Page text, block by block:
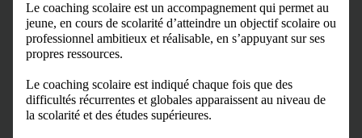
Le coaching scolaire est un accompagnement qui permet au
jeune, en cours de scolarité d’atteindre un objectif scolaire ou
professionnel ambitieux et réalisable, en s’appuyant sur ses
propres ressources.
Le coaching scolaire est indiqué chaque fois que des
difficultés récurrentes et globales apparaissent au niveau de
la scolarité et des études supérieures.